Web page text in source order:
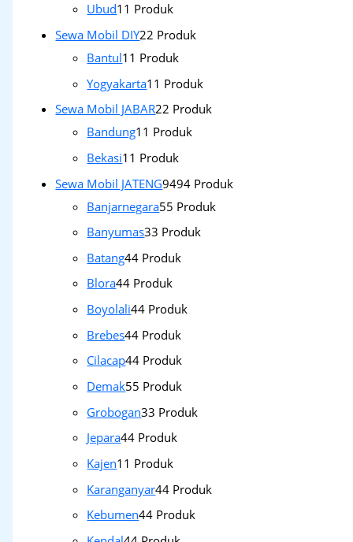
Ubud1 1 Produk
Sewa Mobil DIY22 Produk
Bantul1 1 Produk
Yogyakarta1 1 Produk
Sewa Mobil JABAR22 Produk
Bandung1 1 Produk
Bekasi1 1 Produk
Sewa Mobil JATENG9494 Produk
Banjarnegara55 Produk
Banyumas33 Produk
Batang44 Produk
Blora44 Produk
Boyolali44 Produk
Brebes44 Produk
Cilacap44 Produk
Demak55 Produk
Grobogan33 Produk
Jepara44 Produk
Kajen1 1 Produk
Karanganyar44 Produk
Kebumen44 Produk